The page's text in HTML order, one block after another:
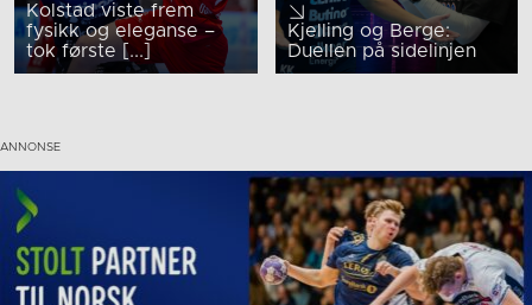
Kolstad viste frem
fysikk og eleganse –
tok første [...]
Kjelling og Berge:
Duellen på sidelinjen